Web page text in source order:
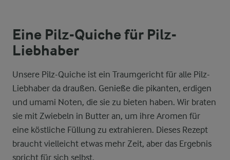
Ballaststoffe
3,6 g
Eiweiß
83,3 g
Kohlenhydrate
1921,5 g
Eine Pilz-Quiche für Pilz-
Liebhaber
Unsere Pilz-Quiche ist ein Traumgericht für alle Pilz-
Liebhaber da draußen. Genieße die pikanten, erdigen
und umami Noten, die sie zu bieten haben. Wir braten
sie mit Zwiebeln in Butter an, um ihre Aromen für
eine köstliche Füllung zu extrahieren. Dieses Rezept
braucht vielleicht etwas mehr Zeit, aber das Ergebnis
spricht für sich selbst.